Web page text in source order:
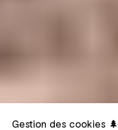
Gestion des cookies 🌲